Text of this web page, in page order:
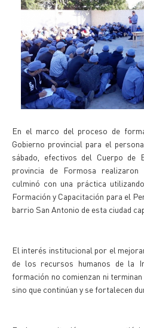
En el marco del proceso de
Gobierno provincial para el
sábado, efectivos del Cuerpo
provincia de Formosa
culminó con una práctica
Formación y Capacitación para el
barrio San Antonio de esta ciudad
El interés institucional por el
de los recursos humanos de la
formación no comienzan ni
sino que continúan y se fortalecen